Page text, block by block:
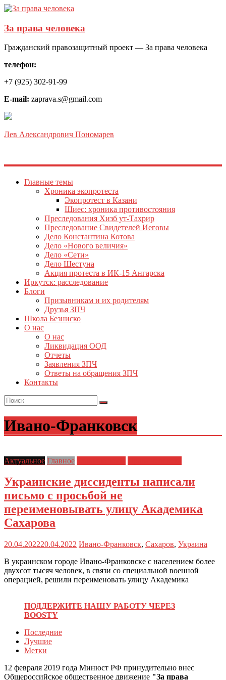
За права человека
Гражданский правозащитный проект — За права человека
телефон:
+7 (925) 302-91-99
E-mail: zaprava.s@gmail.com
Лев Александрович Пономарев
Главные темы
Хроника экопротеста
Экопротест в Казани
Шиес: хроника противостояния
Преследования Хизб ут-Тахрир
Преследование Свидетелей Иеговы
Дело Константина Котова
Дело «Нового величия»
Дело «Сети»
Дело Шестуна
Акция протеста в ИК-15 Ангарска
Иркутск: расследование
Блоги
Призывникам и их родителям
Друзья ЗПЧ
Школа Безниско
О нас
О нас
Ликвидация ООД
Отчеты
Заявления ЗПЧ
Ответы на обращения ЗПЧ
Контакты
Ивано-Франковск
Актуальное Главное
Украинские диссиденты написали
письмо с просьбой не
переименовывать улицу Академика
Сахарова
20.04.202220.04.2022 Ивано-Франковск, Сахаров, Украина
В украинском городе Ивано-Франковске с населением более
двухсот тысяч человек, в связи со специальной военной
операцией, решили переименовать улицу Академика
ПОДДЕРЖИТЕ НАШУ РАБОТУ ЧЕРЕЗ
BOOSTY
Последние
Лучшие
Метки
12 февраля 2019 года Минюст РФ принудительно внес
Общероссийское общественное движение "За права